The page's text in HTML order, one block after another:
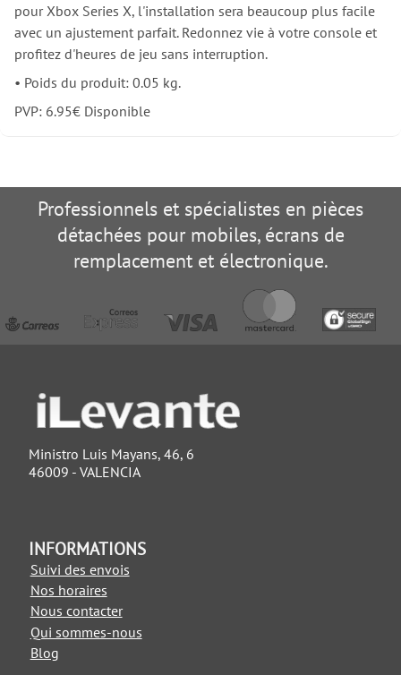
pour Xbox Series X, l'installation sera beaucoup plus facile
avec un ajustement parfait. Redonnez vie à votre console et
profitez d'heures de jeu sans interruption.
• Poids du produit: 0.05 kg.
PVP: 6.95€ Disponible
Professionnels et spécialistes en pièces
détachées pour mobiles, écrans de
remplacement et électronique.
Ministro Luis Mayans, 46, 6
46009 - VALENCIA
INFORMATIONS
Suivi des envois
Nos horaires
Nous contacter
Qui sommes-nous
Blog